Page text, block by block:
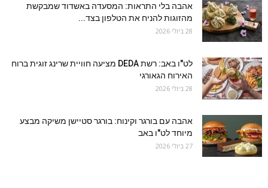
אהבה בלי התראות: המסעדה באשדוד שמבקשת
מהזוגות להניח את הטלפון בצד...
28 ביולי 2026
לט"ו באב: רשת DEDA מציעה חוויית שרינג זוגית ברוח
האירוח הגאורגי
28 ביולי 2026
אהבה עם בורגר וקינוח: בורגר סטיישן משיקה מבצע
מיוחד לט"ו באב
27 ביולי 2026